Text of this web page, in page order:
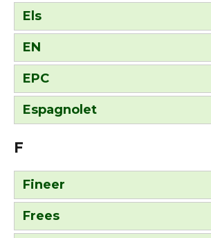
Els
EN
EPC
Espagnolet
F
Fineer
Frees